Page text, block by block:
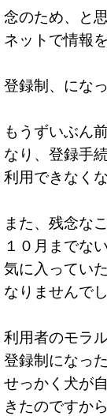
念のため、と
ネットで情報
登録制、にな
もうずいぶん
なり、登録手
利用できなく
また、残念な
１０月までな
気に入ってい
なりませんでし
利用者のモラ
登録制になっ
せっかく犬が
きたのですか